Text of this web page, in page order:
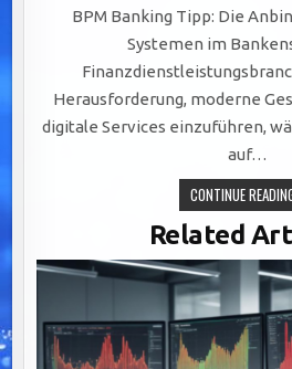
BPM Banking Tipp: Die
Systemen im
Herausforderung, moderne
digitale Services einzuführen,
auf…
CONTINUE
Related